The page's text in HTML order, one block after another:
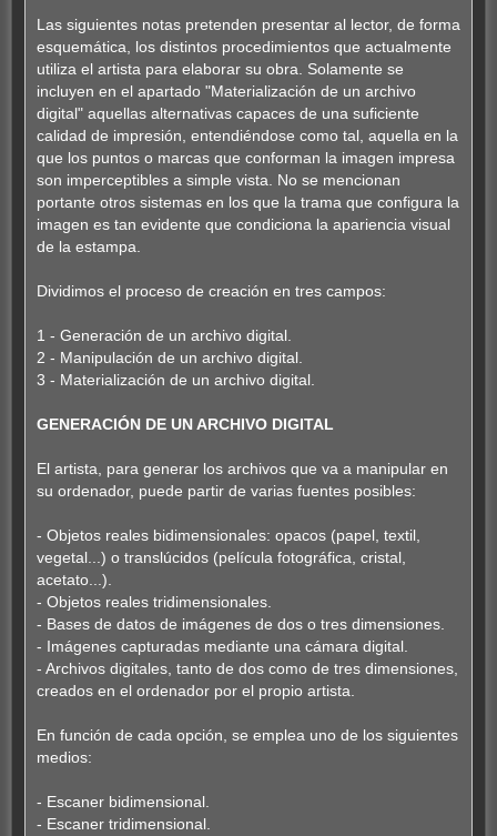
Las siguientes notas pretenden presentar al lector, de forma
esquemática, los distintos procedimientos que actualmente
utiliza el artista para elaborar su obra. Solamente se
incluyen en el apartado "Materialización de un archivo
digital" aquellas alternativas capaces de una suficiente
calidad de impresión, entendiéndose como tal, aquella en la
que los puntos o marcas que conforman la imagen impresa
son imperceptibles a simple vista. No se mencionan
portante otros sistemas en los que la trama que configura la
imagen es tan evidente que condiciona la apariencia visual
de la estampa.
Dividimos el proceso de creación en tres campos:
1 - Generación de un archivo digital.
2 - Manipulación de un archivo digital.
3 - Materialización de un archivo digital.
GENERACIÓN DE UN ARCHIVO DIGITAL
El artista, para generar los archivos que va a manipular en
su ordenador, puede partir de varias fuentes posibles:
- Objetos reales bidimensionales: opacos (papel, textil,
vegetal...) o translúcidos (película fotográfica, cristal,
acetato...).
- Objetos reales tridimensionales.
- Bases de datos de imágenes de dos o tres dimensiones.
- Imágenes capturadas mediante una cámara digital.
- Archivos digitales, tanto de dos como de tres dimensiones,
creados en el ordenador por el propio artista.
En función de cada opción, se emplea uno de los siguientes
medios:
- Escaner bidimensional.
- Escaner tridimensional.